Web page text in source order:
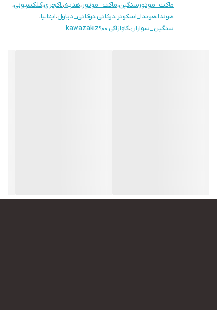
ماکت_موتورسنگین،ماکت_موتور،هدیه،لاکچری،کلکسیونی،
هوندا،هوندا_اسکوتر،دوکاتی،دوکاتی_دیاول،ایتالیا،
سنگین_سواران،کاوازاکی،kawazakiz900